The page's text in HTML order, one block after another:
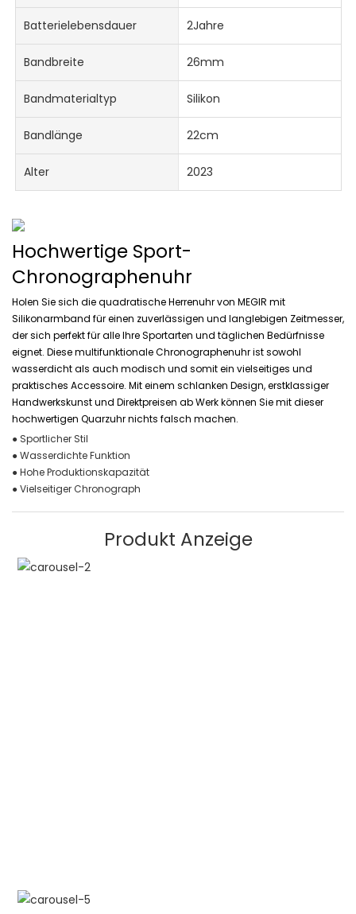
Batterielebensdauer 2Jahre
Bandbreite 26mm
Bandmaterialtyp Silikon
Bandlänge 22cm
Alter 2023
Hochwertige Sport-
Chronographenuhr
Holen Sie sich die quadratische Herrenuhr von MEGIR mit
Silikonarmband für einen zuverlässigen und langlebigen Zeitmesser,
der sich perfekt für alle Ihre Sportarten und täglichen Bedürfnisse
eignet. Diese multifunktionale Chronographenuhr ist sowohl
wasserdicht als auch modisch und somit ein vielseitiges und
praktisches Accessoire. Mit einem schlanken Design, erstklassiger
Handwerkskunst und Direktpreisen ab Werk können Sie mit dieser
hochwertigen Quarzuhr nichts falsch machen.
● Sportlicher Stil
● Wasserdichte Funktion
● Hohe Produktionskapazität
● Vielseitiger Chronograph
Produkt Anzeige